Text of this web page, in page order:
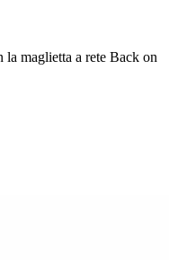
maglietta a rete Back on